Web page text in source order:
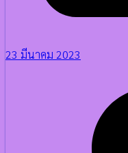
23 มีนาคม 2023